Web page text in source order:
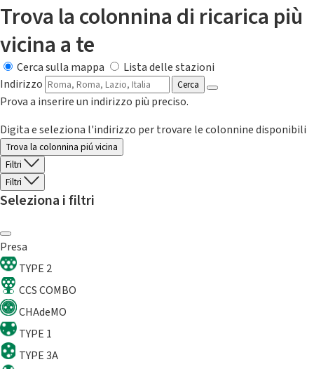
Trova la colonnina di ricarica più
vicina a te
Cerca sulla mappa
Lista delle stazioni
Indirizzo
Cerca
Prova a inserire un indirizzo più preciso.
Digita e seleziona l'indirizzo per trovare le colonnine disponibili
Trova la colonnina piú vicina
Filtri
Filtri
Seleziona i filtri
Presa
TYPE 2
CCS COMBO
CHAdeMO
TYPE 1
TYPE 3A